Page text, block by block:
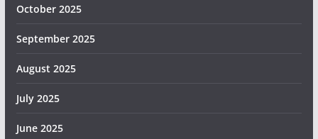
October 2025
September 2025
August 2025
July 2025
June 2025